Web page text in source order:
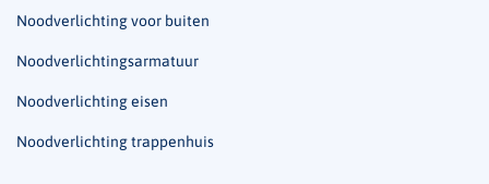
Noodverlichting voor buiten
Noodverlichtingsarmatuur
Noodverlichting eisen
Noodverlichting trappenhuis